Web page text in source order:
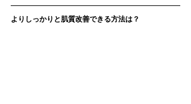
よりしっかりと肌質改善できる方法は？